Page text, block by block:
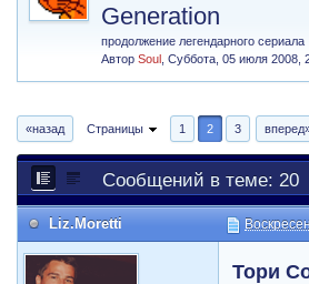
Generation
продолжение легендарного сериала
АвторSoul ,Суббота, 05 июля 2008,
«назад Страницы 1 2 3
Сообщений в теме: 20
Liz.Moretti
Тори